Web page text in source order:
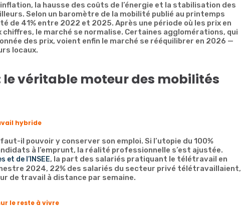
la hausse des coûts de l’énergie et la stabilisation des
Selon un baromètre de la mobilité publié au printemps
de 41% entre 2022 et 2025. Après une période où les prix en
chiffres, le marché se normalise. Certaines agglomérations, qui
des prix, voient enfin le marché se rééquilibrer en 2026 —
locaux.
le véritable moteur des mobilités
hybride
il pouvoir y conserver son emploi. Si l’utopie du 100%
à l’emprunt, la réalité professionnelle s’est ajustée.
et de l’INSEE, la part des salariés pratiquant le télétravail en
2024, 22% des salariés du secteur privé télétravaillaient,
de travail à distance par semaine.
le reste à vivre